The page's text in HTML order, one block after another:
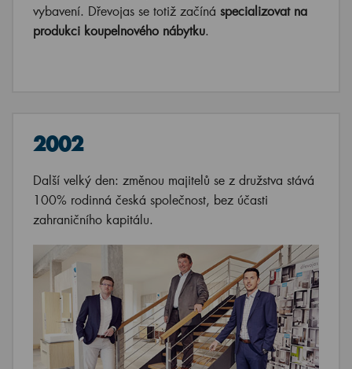
vybavení. Dřevojas se totiž začíná specializovat na
produkci koupelnového nábytku.
2002
Další velký den: změnou majitelů se z družstva stává
100% rodinná česká společnost, bez účasti
zahraničního kapitálu.